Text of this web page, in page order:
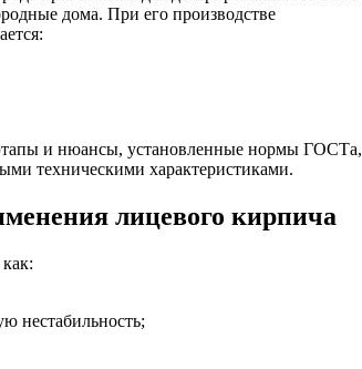
дома. При его производстве
и нюансы, установленные нормы ГОСТа,
техническими характеристиками.
лицевого кирпича
нестабильность;